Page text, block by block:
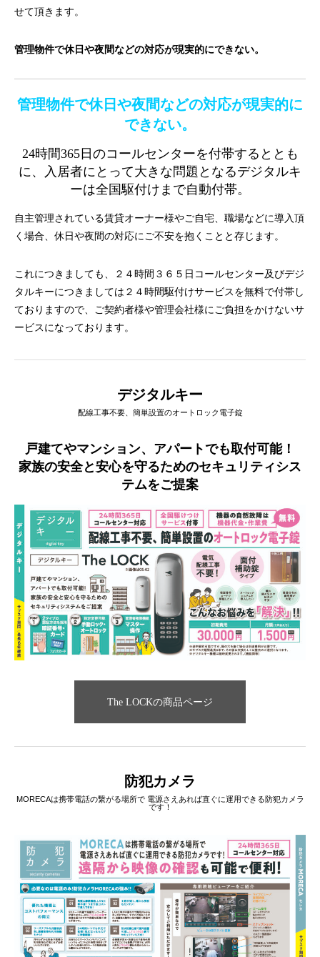
せて頂きます。
管理物件で休日や夜間などの対応が現実的にできない。
管理物件で休日や夜間などの対応が現実的に
できない。
24時間365日のコールセンターを付帯するととも
に、入居者にとって大きな問題となるデジタルキ
ーは全国駆付けまで自動付帯。
自主管理されている賃貸オーナー様やご自宅、職場などに導入頂
く場合、休日や夜間の対応にご不安を抱くことと存じます。
これにつきましても、２４時間３６５日コールセンター及びデジ
タルキーにつきましては２４時間駆付けサービスを無料で付帯し
ておりますので、ご契約者様や管理会社様にご負担をかけないサ
ービスになっております。
デジタルキー
配線工事不要、簡単設置のオートロック電子錠
戸建てやマンション、アパートでも取付可能！
家族の安全と安心を守るためのセキュリティシス
テムをご提案
The LOCKの商品ページ
防犯カメラ
MORECAは携帯電話の繋がる場所で 電源さえあれば直ぐに運用できる防犯カメラ
です！